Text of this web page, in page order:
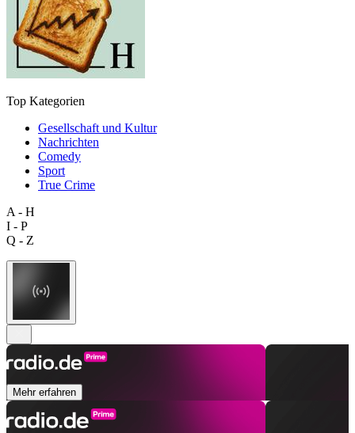
Top Kategorien
Gesellschaft und Kultur
Nachrichten
Comedy
Sport
True Crime
A - H
I - P
Q - Z
Mehr erfahren